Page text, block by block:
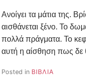
Ανοίγει τα μάτια της.
αισθάνεται ξένο. Το
πολλά πράγματα. Το
αυτή η αίσθηση πως δε
Posted in ΒΙΒΛΙΑ